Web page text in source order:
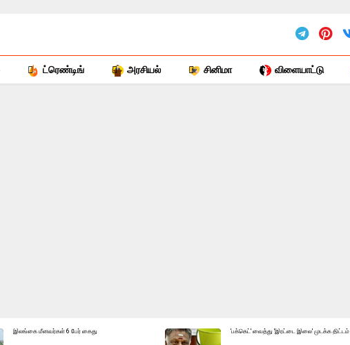
ட்ரெண்டிங் அரசியல் சினிமா விளையாட்டு
இலங்கை மீனவர்கள் 6 பேர் கைது 'பக்கெட்' வைத்து 'இரட்டை இலை' முடக்க திட்டம்